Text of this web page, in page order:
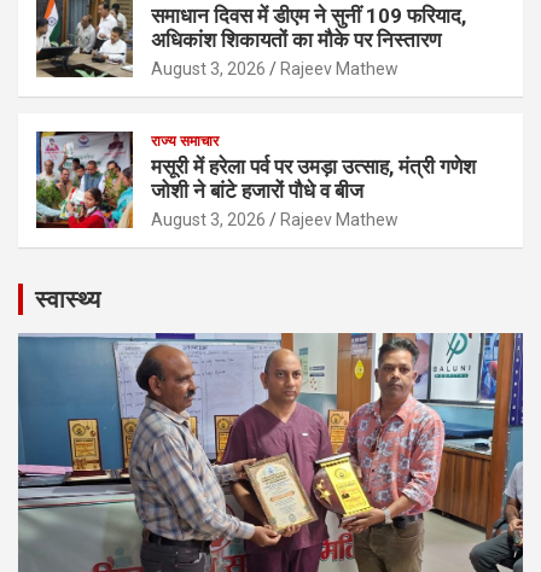
समाधान दिवस में डीएम ने सुनीं 109 फरियाद,
अधिकांश शिकायतों का मौके पर निस्तारण
August 3, 2026 Rajeev Mathew
राज्य समाचार
मसूरी में हरेला पर्व पर उमड़ा उत्साह, मंत्री गणेश
जोशी ने बांटे हजारों पौधे व बीज
August 3, 2026 Rajeev Mathew
स्वास्थ्य